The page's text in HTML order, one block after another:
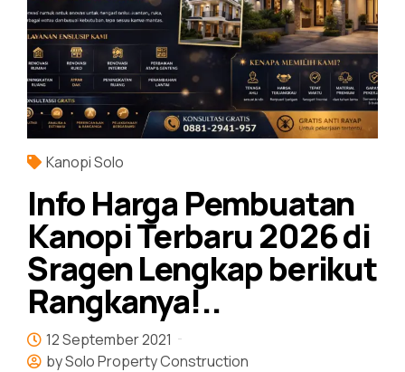
Kanopi Solo
Info Harga Pembuatan
Kanopi Terbaru 2026 di
Sragen Lengkap berikut
Rangkanya!..
12 September 2021
by Solo Property Construction